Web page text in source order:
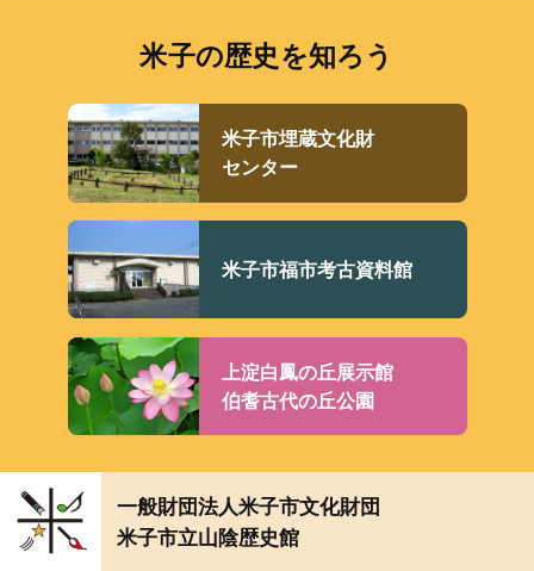
米子の歴史を知ろう
米子市埋蔵文化財
センター
米子市福市考古資料館
上淀白鳳の丘展示館
伯耆古代の丘公園
一般財団法人米子市文化財団
米子市立山陰歴史館